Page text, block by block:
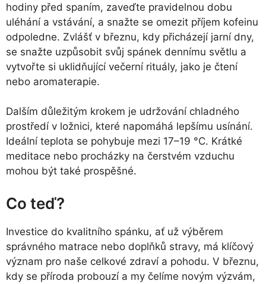
hodiny před spaním, zaveďte pravidelnou dobu
uléhání a vstávání, a snažte se omezit příjem kofeinu
odpoledne. Zvlášť v březnu, kdy přicházejí jarní dny,
se snažte uzpůsobit svůj spánek dennímu světlu a
vytvořte si uklidňující večerní rituály, jako je čtení
nebo aromaterapie.
Dalším důležitým krokem je udržování chladného
prostředí v ložnici, které napomáhá lepšímu usínání.
Ideální teplota se pohybuje mezi 17–19 °C. Krátké
meditace nebo procházky na čerstvém vzduchu
mohou být také prospěšné.
Co teď?
Investice do kvalitního spánku, ať už výběrem
správného matrace nebo doplňků stravy, má klíčový
význam pro naše celkové zdraví a pohodu. V březnu,
kdy se příroda probouzí a my čelíme novým výzvám,